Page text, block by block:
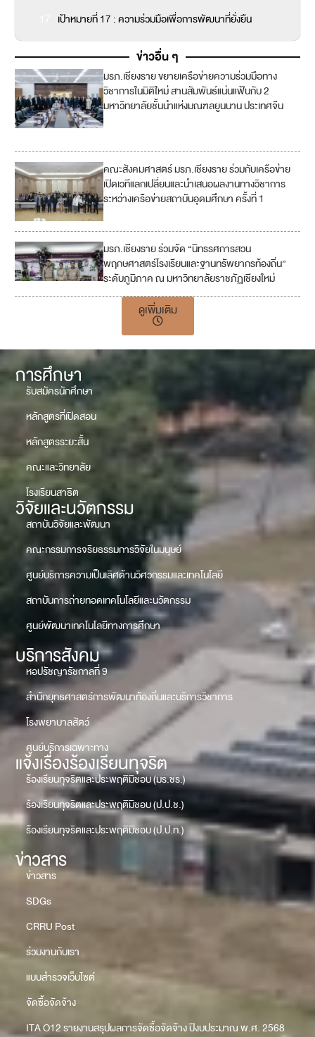
เป้าหมายที่ 17 : ความร่วมมือเพื่อการพัฒนาที่ยั่งยืน
ข่าวอื่น ๆ
มรภ.เชียงราย ขยายเครือข่ายความร่วมมือทาง
วิชาการในมิติใหม่ สานสัมพันธ์แน่นแฟ้นกับ 2
มหาวิทยาลัยชั้นนำแห่งมณฑลยูนนาน ประเทศจีน
คณะสังคมศาสตร์ มรภ.เชียงราย ร่วมกับเครือข่าย
เปิดเวทีแลกเปลี่ยนและนำเสนอผลงานทางวิชาการ
ระหว่างเครือข่ายสถาบันอุดมศึกษา ครั้งที่ 1
มรภ.เชียงราย ร่วมจัด “นิทรรศการสวน
พฤกษศาสตร์โรงเรียนและฐานทรัพยากรท้องถิ่น”
ระดับภูมิภาค ณ มหาวิทยาลัยราชภัฏเชียงใหม่
ดูเพิ่มเติม
การศึกษา
รับสมัครนักศึกษา
หลักสูตรที่เปิดสอน
หลักสูตรระยะสั้น
คณะและวิทยาลัย
โรงเรียนสาธิต
วิจัยและนวัตกรรม
สถาบันวิจัยและพัฒนา
คณะกรรมการจริยธรรมการวิจัยในมนุษย์
ศูนย์บริการความเป็นเลิศด้านวิศวกรรมและเทคโนโลยี
สถาบันการถ่ายทอดเทคโนโลยีและนวัตกรรม
ศูนย์พัฒนาเทคโนโลยีทางการศึกษา
บริการสังคม
หอปรัชญารัชกาลที่ 9
สำนักยุทธศาสตร์การพัฒนาท้องถิ่นและบริการวิชาการ
โรงพยาบาลสัตว์
ศูนย์บริการเฉพาะทาง
แจ้งเรื่องร้องเรียนทุจริต
ร้องเรียนทุจริตและประพฤติมิชอบ (มร.ชร.)
ร้องเรียนทุจริตและประพฤติมิชอบ (ป.ป.ช.)
ร้องเรียนทุจริตและประพฤติมิชอบ (ป.ป.ท.)
ข่าวสาร
ข่าวสาร
SDGs
CRRU Post
ร่วมงานกับเรา
แบบสำรวจเว็บไซต์
จัดซื้อจัดจ้าง
ITA O12 รายงานสรุปผลการจัดซื้อจัดจ้าง ปีงบประมาณ พ.ศ. 2568